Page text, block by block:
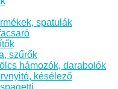
spatulák
szűrők
hámozók, darabolók
késélező